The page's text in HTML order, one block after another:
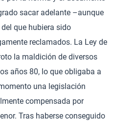
sacar adelante –aunque
que hubiera sido
reclamados. La Ley de
la maldición de diversos
años 80, lo que obligaba a
una legislación
compensada por
Tras haberse conseguido